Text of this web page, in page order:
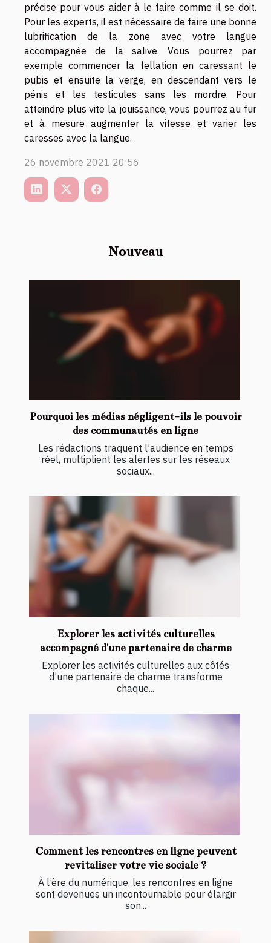
Nouveau
Pourquoi les médias négligent-ils le pouvoir
des communautés en ligne
Les rédactions traquent l’audience en temps
réel, multiplient les alertes sur les réseaux
sociaux...
Explorer les activités culturelles
accompagné d'une partenaire de charme
Explorer les activités culturelles aux côtés
d’une partenaire de charme transforme
chaque...
Comment les rencontres en ligne peuvent
revitaliser votre vie sociale ?
À l’ère du numérique, les rencontres en ligne
sont devenues un incontournable pour élargir
son...
précise pour vous aider à le faire comme il se doit.
Pour les experts, il est nécessaire de faire une bonne
lubrification de la zone avec votre langue
accompagnée de la salive. Vous pourrez par
exemple commencer la fellation en caressant le
pubis et ensuite la verge, en descendant vers le
pénis et les testicules sans les mordre. Pour
atteindre plus vite la jouissance, vous pourrez au fur
et à mesure augmenter la vitesse et varier les
caresses avec la langue.
26 novembre 2021 20:56